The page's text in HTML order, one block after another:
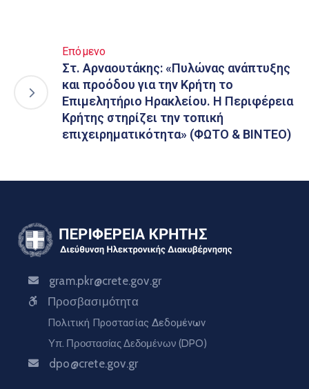
Επόμενο
Στ. Αρναουτάκης: «Πυλώνας ανάπτυξης
και προόδου για την Κρήτη το
Επιμελητήριο Ηρακλείου. Η Περιφέρεια
Κρήτης στηρίζει την τοπική
επιχειρηματικότητα» (ΦΩΤΟ & ΒΙΝΤΕΟ)
gram.pkr@crete.gov.gr
Προσβασιμότητα
Πολιτική Προστασίας Δεδομένων
Υπ. Προστασίας Δεδομένων (DPO)
dpo@crete.gov.gr